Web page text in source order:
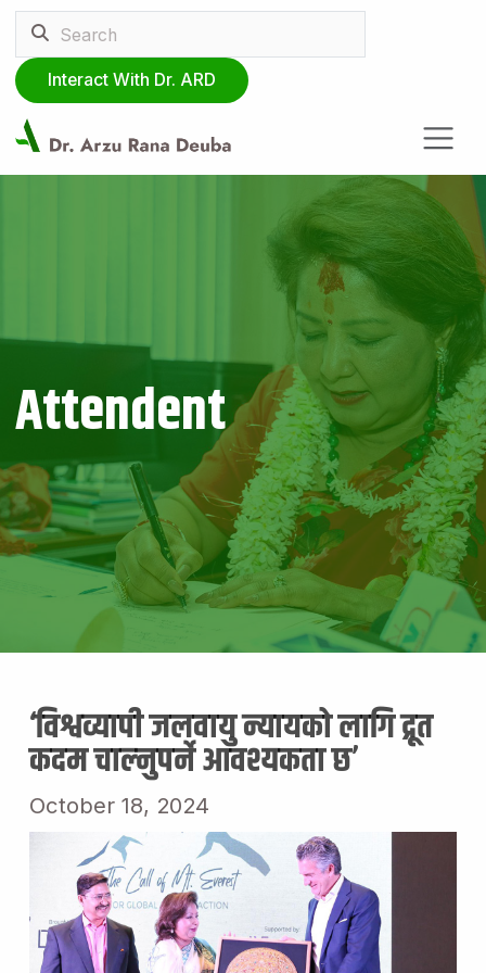
Interact With Dr. ARD
Attendent
‘विश्वव्यापी जलवायु न्यायको लागि द्रूत
कदम चाल्नुपर्ने आवश्यकता छ’
October 18, 2024